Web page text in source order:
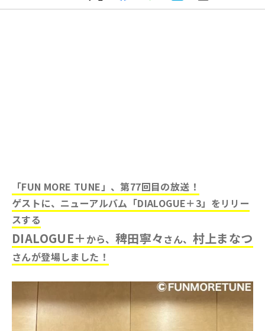
「FUN MORE TUNE」、第77回目の放送！
ゲストに、ニューアルバム「DIALOGUE＋3」をリリー
スする
DIALOGUE＋ から、 稗田寧々さん、 村上まなつ
さんが登場しました ！